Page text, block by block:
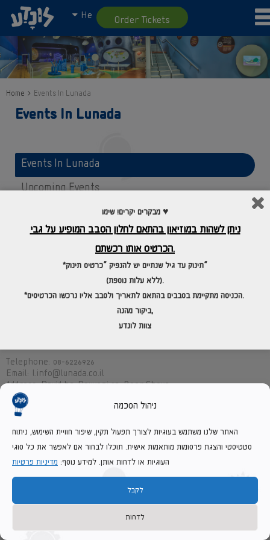
ניהול הסכמה
האתר שלנו משתמש בעוגיות לצורך תפעול תקין, שיפור חוויית השימוש, ניתוח
סטטיסטי והצגת פרסומות מותאמות אישית. תוכלו לבחור אם לאפשר את כל סוגי
העוגיות או לדחות אותן. למידע נוסף: מדיניות פרטיות
לקבל
לדחות
He Order Tickets
Home Events In Lunada
Events In Lunada
Events In Lunada
Upcoming Events
Lunada Birthdays
Telephone
08-6226926
Email
l.info@lunada.co.il
Address David ha-Reuveni 25, Beer Sheva
Hours of Operation
Friday: The museum is closed
מבקרים יקרים! שימו ♥
ניתן לשהות במוזיאון בהתאם לחלון הסבב המופיע על גבי
הכרטיס אותו רכשתם.
*תינוק עד גיל שנתיים יש להנפיק “כרטיס תינוק”
(ללא עלות נוספת).
*הכניסה מתקיימת בסבבים בהתאם לתאריךולסבב אליו נרכשו הכרטיסים.
ביקור מהנה,
צוות לונדע